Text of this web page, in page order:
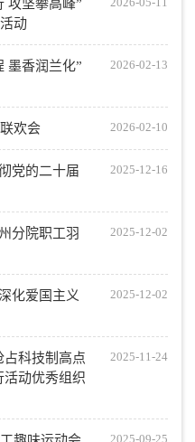
攻坚攀高峰”
动
墨香润兰化”
2026-02-13
欢会 2026-02-10
党的二十届
2025-12-16
分院职工羽
2025-12-02
化爱国主义
2025-12-02
占科技制高点
活动优秀组织
2025-11-24
2025-09-25